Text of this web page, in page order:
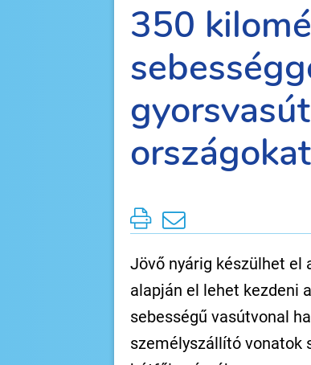
350
országokat
Jövő nyárig készülhet el
alapján el lehet kezdeni
sebességű vasútvonal
személyszállító vonatok